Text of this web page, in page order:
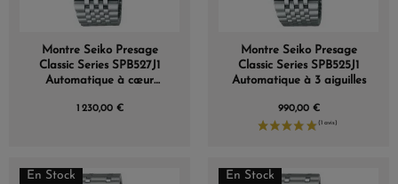
Montre Seiko Presage
Classic Series SPB527J1
Automatique à cœur
1 230,00 €
Montre Seiko Presage
Classic Series SPB525J1
Automatique à 3 aiguilles
990,00 €
En Stock En Stock